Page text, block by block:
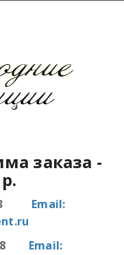
заказа -
03 Email:
18 Email: